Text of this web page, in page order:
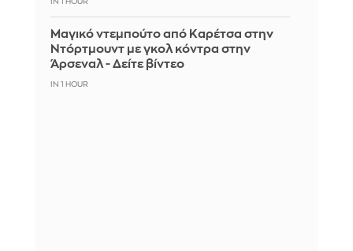
IN 1 HOUR
Μαγικό ντεμπούτο από Καρέτσα στην
Ντόρτμουντ με γκολ κόντρα στην
Άρσεναλ - Δείτε βίντεο
IN 1 HOUR